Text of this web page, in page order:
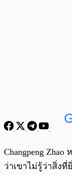
Changpeng
ว่าเขาไม่รู้ว่าสิ่ง